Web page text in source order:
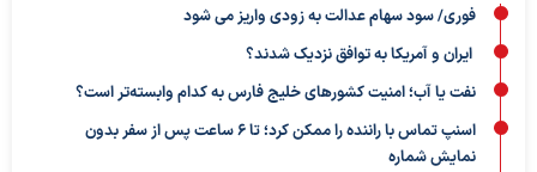
فوری/ سود سهام عدالت به زودی واریز می شود
ایران و آمریکا به توافق نزدیک شدند؟
نفت یا آب؛ امنیت کشورهای خلیج فارس به کدام وابسته‌تر است؟
اسنپ تماس با راننده را ممکن کرد؛ تا ۶ ساعت پس از سفر بدون
نمایش شماره